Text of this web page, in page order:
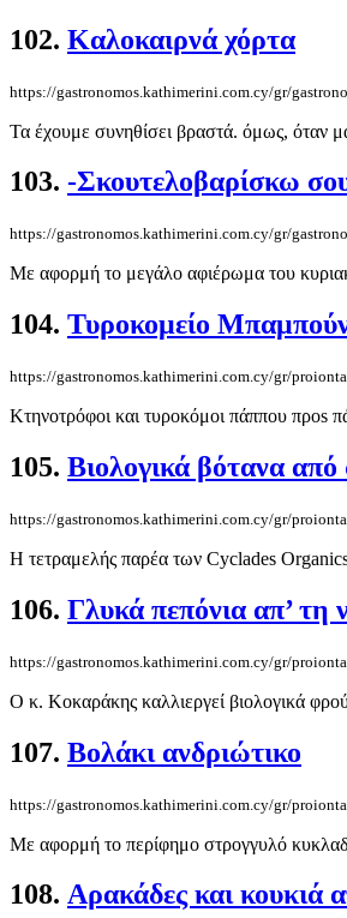
102. Καλοκαιρνά χόρτα
https://gastronomos.kathimerini.com.cy/gr/
Τα έχουμε συνηθίσει βραστά. όμως, όταν
103. -Σκουτελοβαρίσκω
https://gastronomos.kathimerini.com.cy/gr/
Με αφορμή το μεγάλο αφιέρωμα του
104. Τυροκομείο
https://gastronomos.kathimerini.com.cy/gr/
Κτηνοτρόφοι και τυροκόμοι πάππου προs
105. Βιολογικά βότανα
https://gastronomos.kathimerini.com.cy/gr/
Η τετραμελής παρέα των Cyclades Organics
106. Γλυκά πεπόνια απ’ τη
https://gastronomos.kathimerini.com.cy/gr/proionta/
Ο κ. Κοκαράκης καλλιεργεί βιολογικά
107. Βολάκι ανδριώτικο
https://gastronomos.kathimerini.com.cy/gr/proionta/
Με αφορμή το περίφημο στρογγυλό
108. Αρακάδες και